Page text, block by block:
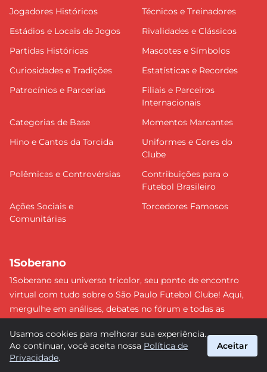
Jogadores Históricos
Técnicos e Treinadores
Estádios e Locais de Jogos
Rivalidades e Clássicos
Partidas Históricas
Mascotes e Símbolos
Curiosidades e Tradições
Estatísticas e Recordes
Patrocínios e Parcerias
Filiais e Parceiros
Internacionais
Categorias de Base
Momentos Marcantes
Hino e Cantos da Torcida
Uniformes e Cores do
Clube
Polêmicas e Controvérsias
Contribuições para o
Futebol Brasileiro
Ações Sociais e
Comunitárias
Torcedores Famosos
1Soberano
1Soberano seu universo tricolor, seu ponto de encontro
virtual com tudo sobre o São Paulo Futebol Clube! Aqui,
mergulhe em análises, debates no fórum e todas as
detalhe e faça parte dessa comunidade apaixonada pelo
tricolor paulista. #SPFC #SãoPaulo #1Soberano
Usamos cookies para melhorar sua experiência.
Ao continuar, você aceita nossa Política de
Privacidade.
Aceitar